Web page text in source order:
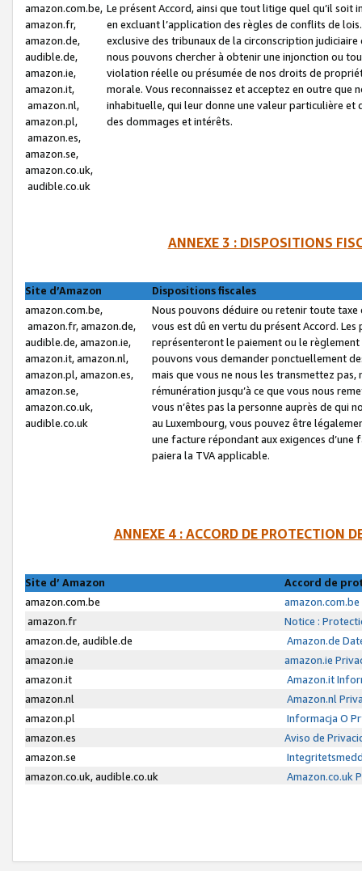
amazon.com.be,
amazon.fr,
amazon.de,
audible.de,
amazon.ie,
amazon.it,
amazon.nl,
amazon.pl,
amazon.es,
amazon.se,
amazon.co.uk,
audible.co.uk
Le présent Accord, ainsi que tout litige quel qu’il soit
en excluant l’application des règles de conflits de
exclusive des tribunaux de la circonscription
nous pouvons chercher à obtenir une injonction ou
violation réelle ou présumée de nos droits de
morale. Vous reconnaissez et acceptez en outre que
inhabituelle, qui leur donne une valeur particulière
des dommages et intérêts.
ANNEXE 3 : DISPOSITIONS
Site d’Amazon
Dispositions fiscales
amazon.com.be,
amazon.fr, amazon.de,
audible.de, amazon.ie,
amazon.it, amazon.nl,
amazon.pl, amazon.es,
amazon.se,
amazon.co.uk,
audible.co.uk
Nous pouvons déduire ou retenir toute
vous est dû en vertu du présent Accord.
représenteront le paiement ou le
pouvons vous demander ponctuellement
mais que vous ne nous les transmettez
rémunération jusqu’à ce que vous nous
vous n’êtes pas la personne auprès de qui
au Luxembourg, vous pouvez être
une facture répondant aux exigences
paiera la TVA applicable.
ANNEXE 4 : ACCORD DE PROTECTION
Site d’ Amazon
Accord de
amazon.com.be
amazon.fr
Notice :
amazon.de, audible.de
Amazon.de
amazon.ie
amazon.ie
amazon.it
Amazon.it
amazon.nl
Amazon.nl
amazon.pl
Informacja O
amazon.es
Aviso de
amazon.se
amazon.co.uk, audible.co.uk
Amazon.co.uk